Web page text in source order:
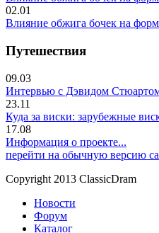
02.01
Влияние обжига бочек на
Путешествия
09.03
Интервью с Дэвидом
23.11
Куда за виски: зарубежные
17.08
Информация о проекте...
перейти на обычную версию
Copyright 2013 ClassicDram
Новости
Форум
Каталог